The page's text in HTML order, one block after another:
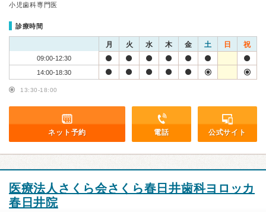
小児歯科専門医
診療時間
月 火 水 木 金 土 日 祝
09:00-12:30
14:00-18:30
13:30-18:00
ネット予約 電話 公式サイト
医療法人さくら会さくら春日井歯科ヨロッカ
春日井院